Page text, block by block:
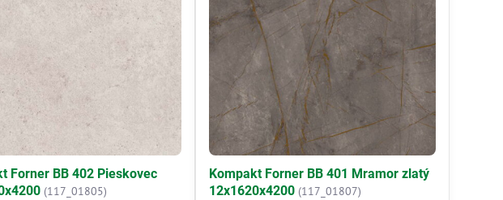
Forner BB 402 Pieskovec
(117_01805)
Kompakt Forner BB 401 Mramor zlatý
12x1620x4200 (117_01807)